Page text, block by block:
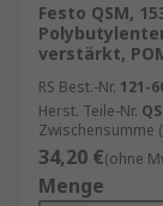
Festo QSM,
verstärkt,
RS Best.-Nr. 121-
Herst. Teile-Nr.
Zwischensumme
34,20 €(ohne
Menge